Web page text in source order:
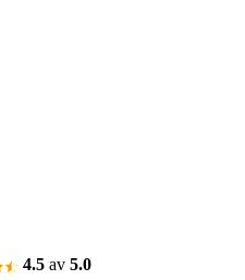
4.5 av 5.0